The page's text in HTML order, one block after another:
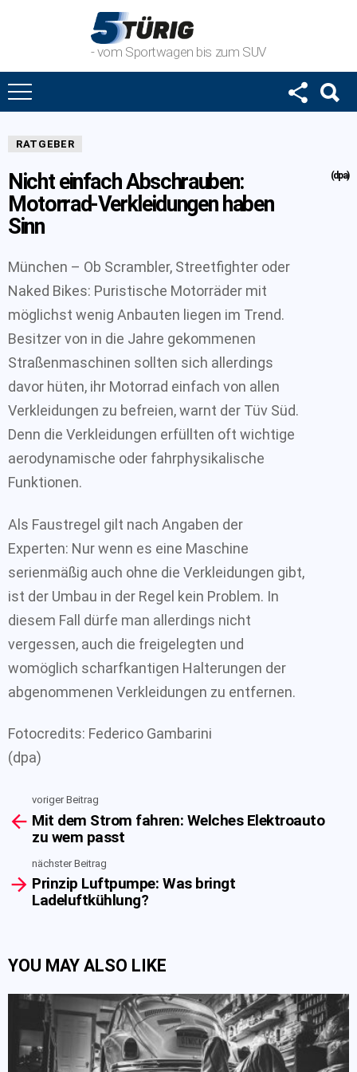
- vom Sportwagen bis zum SUV
RATGEBER
Nicht einfach Abschrauben:
Motorrad-Verkleidungen haben
Sinn
(dpa)
München – Ob Scrambler, Streetfighter oder
Naked Bikes: Puristische Motorräder mit
möglichst wenig Anbauten liegen im Trend.
Besitzer von in die Jahre gekommenen
Straßenmaschinen sollten sich allerdings
davor hüten, ihr Motorrad einfach von allen
Verkleidungen zu befreien, warnt der Tüv Süd.
Denn die Verkleidungen erfüllten oft wichtige
aerodynamische oder fahrphysikalische
Funktionen.
Als Faustregel gilt nach Angaben der
Experten: Nur wenn es eine Maschine
serienmäßig auch ohne die Verkleidungen gibt,
ist der Umbau in der Regel kein Problem. In
diesem Fall dürfe man allerdings nicht
vergessen, auch die freigelegten und
womöglich scharfkantigen Halterungen der
abgenommenen Verkleidungen zu entfernen.
Fotocredits: Federico Gambarini
(dpa)
more
voriger Beitrag
Mit dem Strom fahren: Welches Elektroauto
zu wem passt
nächster Beitrag
Prinzip Luftpumpe: Was bringt
Ladeluftkühlung?
YOU MAY ALSO LIKE